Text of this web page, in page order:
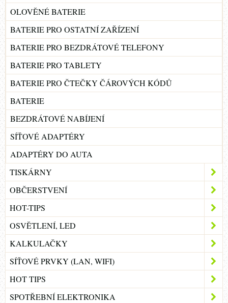
OLOVĚNÉ BATERIE
BATERIE PRO OSTATNÍ ZAŘÍZENÍ
BATERIE PRO BEZDRÁTOVÉ TELEFONY
BATERIE PRO TABLETY
BATERIE PRO ČTEČKY ČÁROVÝCH KÓDŮ
BATERIE
BEZDRÁTOVÉ NABÍJENÍ
SÍŤOVÉ ADAPTÉRY
ADAPTÉRY DO AUTA
TISKÁRNY
OBČERSTVENÍ
HOT-TIPS
OSVĚTLENÍ, LED
KALKULAČKY
SÍŤOVÉ PRVKY (LAN, WIFI)
HOT TIPS
SPOTŘEBNÍ ELEKTRONIKA